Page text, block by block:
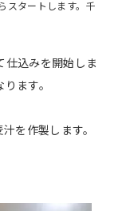
スタートします。千
仕込みを開始しま
ます。
を作製します。